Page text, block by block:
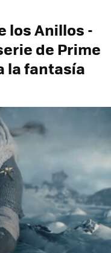
los Anillos -
de Prime
la fantasía